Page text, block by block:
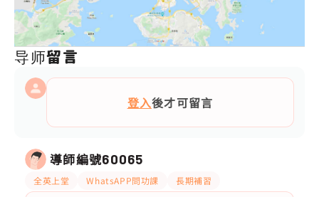
导师留言
登入後才可留言
導師編號60065
全英上堂 WhatsAPP問功課 長期補習